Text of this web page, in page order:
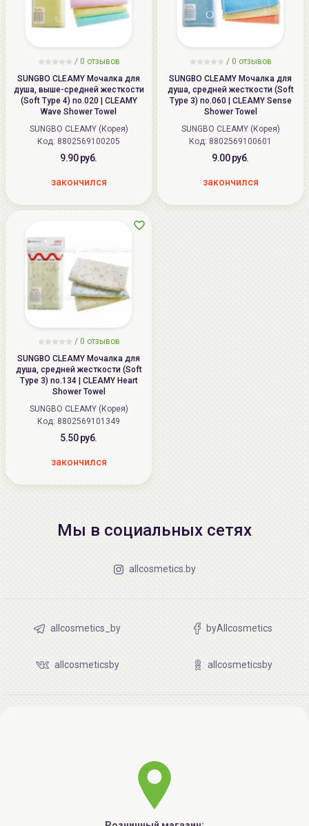
/ 0 отзывов
SUNGBO CLEAMY Мочалка для
душа, выше-средней жесткости
(Soft Type 4) no.020 | CLEAMY
Wave Shower Towel
SUNGBO CLEAMY (Корея)
Код: 8802569100205
9.90 руб.
закончился
/ 0 отзывов
SUNGBO CLEAMY Мочалка для
душа, средней жесткости (Soft
Type 3) no.060 | CLEAMY Sense
Shower Towel
SUNGBO CLEAMY (Корея)
Код: 8802569100601
9.00 руб.
закончился
/ 0 отзывов
SUNGBO CLEAMY Мочалка для
душа, средней жесткости (Soft
Type 3) no.134 | CLEAMY Heart
Shower Towel
SUNGBO CLEAMY (Корея)
Код: 8802569101349
5.50 руб.
закончился
Мы в социальных сетях
allcosmetics.by
allcosmetics_by byAllcosmetics
allcosmeticsby allcosmeticsby